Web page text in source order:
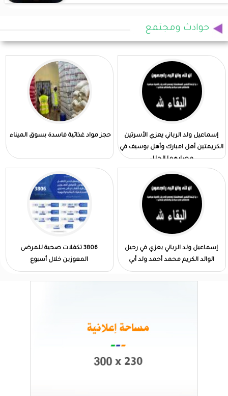
حوادث ومجتمع
إسماعيل ولد الرباني يعزي الأسرتين
الكريمتين أهل امبارك وأهل بوسيف في
مصابهما الجلل
حجز مواد غذائية فاسدة بسوق الميناء
إسماعيل ولد الرباني يعزي في رحيل
الوالد الكريم محمد أحمد ولد أبي
3806 تكفلات صحية للمرضى
المعوزين خلال أسبوع